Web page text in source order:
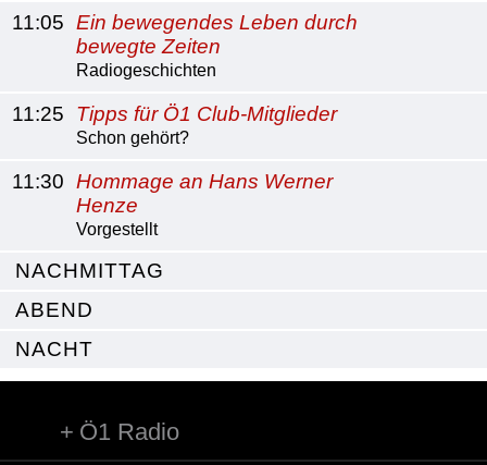
11:05 Ein bewegendes Leben durch
bewegte Zeiten
Radiogeschichten
11:25 Tipps für Ö1 Club-Mitglieder
Schon gehört?
11:30 Hommage an Hans Werner
Henze
Vorgestellt
NACHMITTAG
ABEND
NACHT
Ö1 Radio